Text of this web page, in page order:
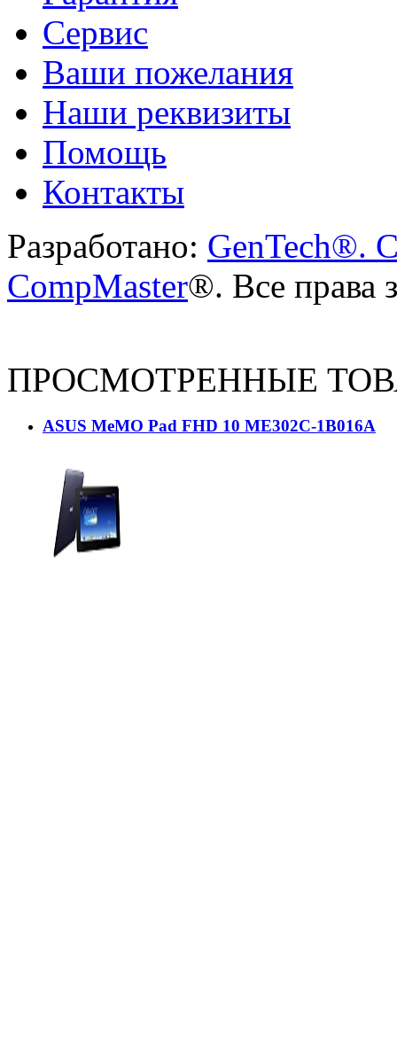
Сервис
Ваши пожелания
Наши реквизиты
Помощь
Контакты
Разработано: GenTech®.
CompMaster®. Все права
ПРОСМОТРЕННЫЕ
ASUS MeMO Pad FHD 10 ME302C-1B016A